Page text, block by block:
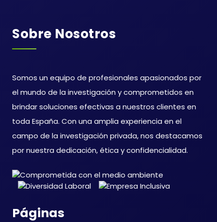
Sobre Nosotros
Somos un equipo de profesionales apasionados por
el mundo de la investigación y comprometidos en
brindar soluciones efectivas a nuestros clientes en
toda España. Con una amplia experiencia en el
campo de la investigación privada, nos destacamos
por nuestra dedicación, ética y confidencialidad.
Páginas